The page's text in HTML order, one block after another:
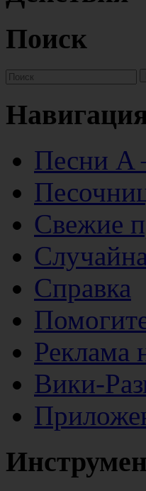
Поиск
Песни
Свежие
Справка
Реклама
Вики-